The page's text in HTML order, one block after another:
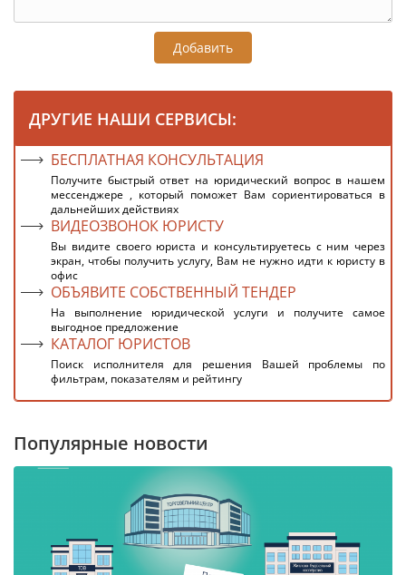
Добавить
ДРУГИЕ НАШИ СЕРВИСЫ:
БЕСПЛАТНАЯ КОНСУЛЬТАЦИЯ
Получите быстрый ответ на юридический вопрос в нашем
мессенджере , который поможет Вам сориентироваться в
дальнейших действиях
ВИДЕОЗВОНОК ЮРИСТУ
Вы видите своего юриста и консультируетесь с ним через
экран, чтобы получить услугу, Вам не нужно идти к юристу в
офис
ОБЪЯВИТЕ СОБСТВЕННЫЙ ТЕНДЕР
На выполнение юридической услуги и получите самое
выгодное предложение
КАТАЛОГ ЮРИСТОВ
Поиск исполнителя для решения Вашей проблемы по
фильтрам, показателям и рейтингу
Популярные новости